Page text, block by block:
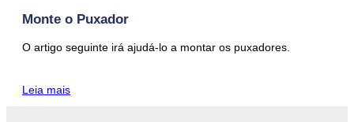
Monte o Puxador
O artigo seguinte irá ajudá-lo a montar os puxadores.
Leia mais